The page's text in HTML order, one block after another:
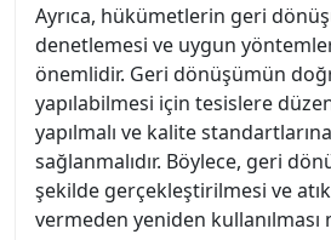
Ayrıca, hükümetlerin geri
denetlemesi ve uygun
önemlidir. Geri dönüşümün
yapılabilmesi için tesislere
yapılmalı ve kalite
sağlanmalıdır. Böylece, geri
şekilde gerçekleştirilmesi ve
vermeden yeniden kullanılması